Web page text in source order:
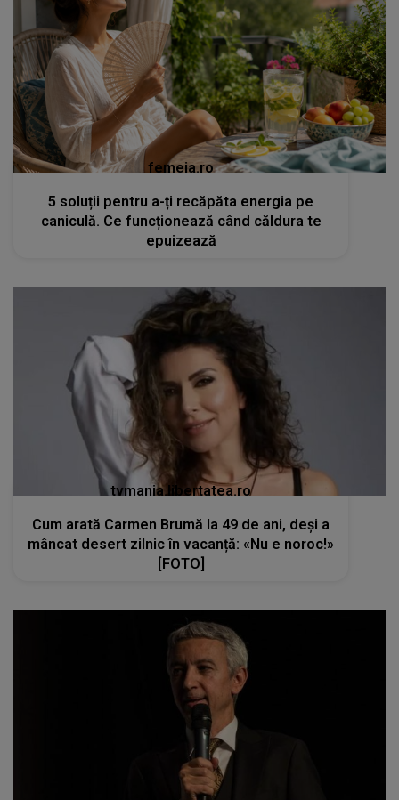
femeia.ro
5 soluții pentru a-ți recăpăta energia pe
caniculă. Ce funcționează când căldura te
epuizează
tvmania.libertatea.ro
Cum arată Carmen Brumă la 49 de ani, deși a
mâncat desert zilnic în vacanță: «Nu e noroc!»
[FOTO]